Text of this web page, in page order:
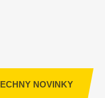
NOVINKY